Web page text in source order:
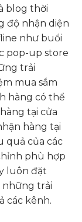
blog thời
độ nhận diện
như buổi
pop-up store
trải
mua sắm
hàng có thể
tại cửa
hàng tại
quả của các
phù hợp
luôn đặt
những trải
các kênh.